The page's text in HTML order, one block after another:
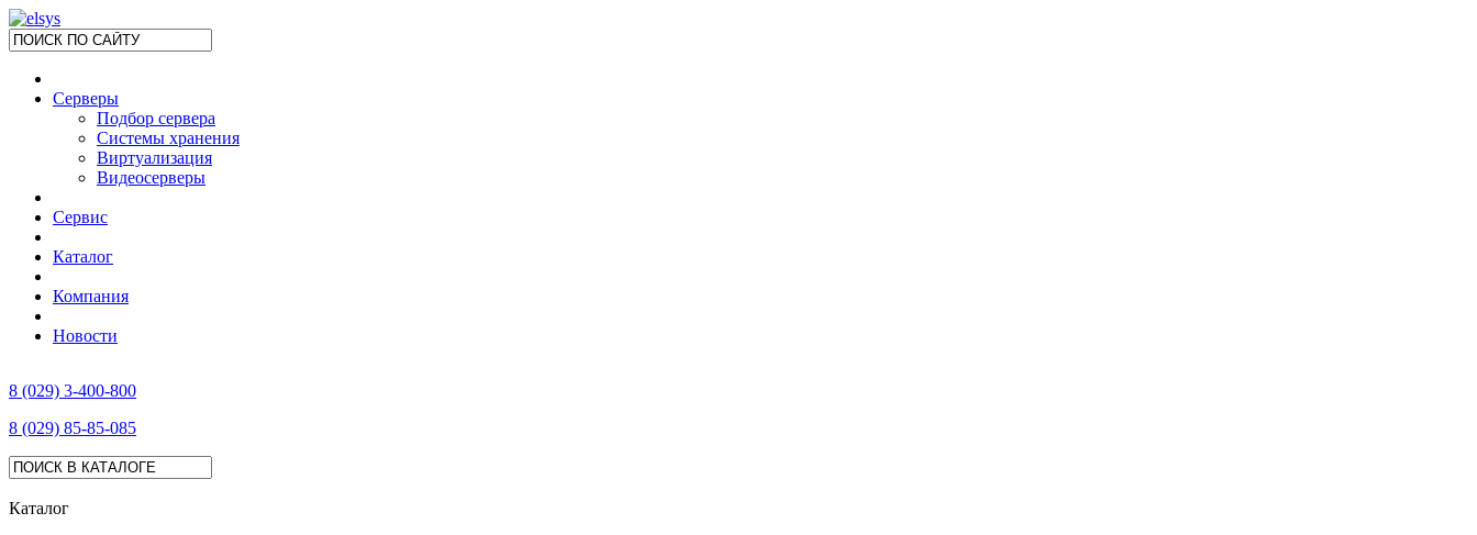
Серверы
Подбор сервера
Системы хранения
Виртуализация
Видеосерверы
Сервис
Каталог
Компания
Новости
8 (029) 3-400-800
8 (029) 85-85-085
Каталог